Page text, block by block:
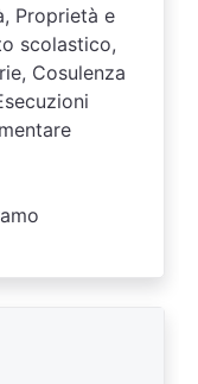
Proprietà e
scolastico,
Cosulenza